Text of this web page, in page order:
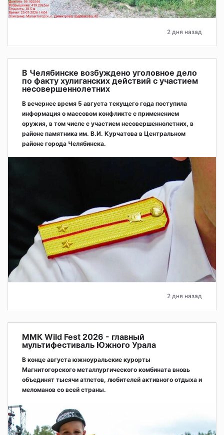
2 дня назад
В Челябинске возбуждено уголовное дело
по факту хулиганских действий с участием
несовершеннолетних
В вечернее время 5 августа текущего года поступила
информация о массовом конфликте с применением
оружия, в том числе с участием несовершеннолетних, в
районе памятника им. В.И. Курчатова в Центральном
районе города Челябинска.
2 дня назад
ММК Wild Fest 2026 - главный
мультифестиваль Южного Урала
В конце августа южноуральские курорты
Магнитогорского металлургического комбината вновь
объединят тысячи атлетов, любителей активного отдыха и
меломанов со всей страны.